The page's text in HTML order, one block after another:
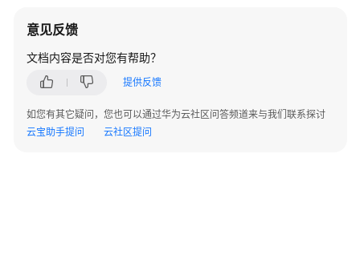
SDK
下
SDK
维
意见反馈
文档内容是否对您有帮助？
提供反馈
如您有其它疑问，您也可以通过华为云社区问答频道来与我们联系探讨
云宝助手提问
云社区提问